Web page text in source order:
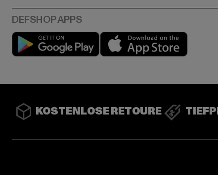
Play market
KOSTENLOSE RETOURE